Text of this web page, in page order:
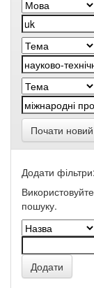
Почати
Додати фільтри:
пошуку.